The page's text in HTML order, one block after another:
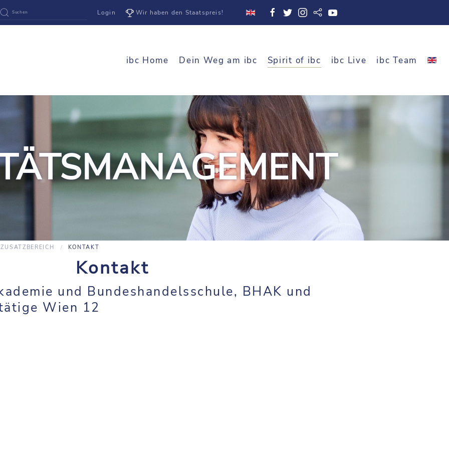
Login Wir haben den Staatspreis!
ibc Home Dein Weg am ibc Spirit of ibc ibc Live ibc Team
ZUSATZBEREICH KONTAKT
Kontakt
und Bundeshandelsschule, BHAK und
Wien 12